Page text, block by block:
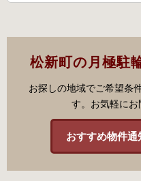
松新町の月極駐
お探しの地域でご希望条
す。お気軽にお
おすすめ物件